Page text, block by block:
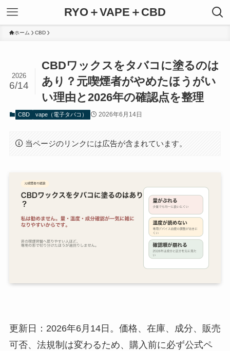
RYO＋VAPE＋CBD
ホーム CBD
CBDワックスをタバコに塗るのは
あり？元喫煙者がやめたほうがい
い理由と2026年の確認点を整理
2026
6/14
CBD vape（電子タバコ） 2026年6月14日
当ページのリンクには広告が含まれています。
更新日：2026年6月14日。価格、在庫、成分、販売
可否、法規制は変わるため、購入前に必ず公式ペ